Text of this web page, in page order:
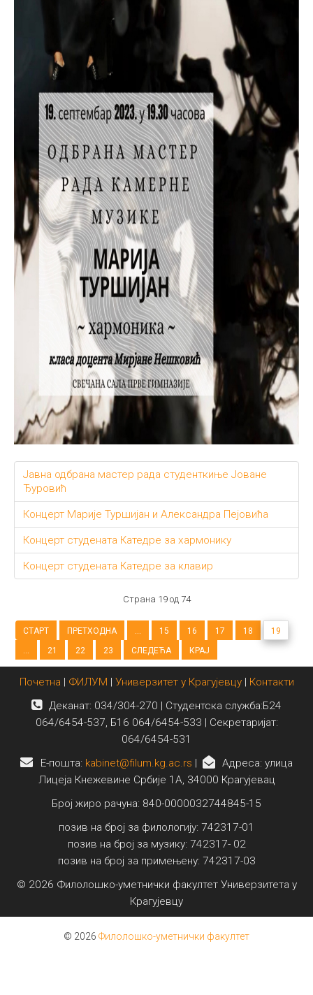
Јавна одбрана мастер рада студенткиње Јоване
Ђуровић
Концерт Марије Туршијан и Александра Пејовића
Концерт студената Катедре за хармонику
Концерт студената Катедре за клавир
Страна 19 од 74
СТАРТ ПРЕТХОДНА ... 15 16 17 18
19
...
21 22 23 СЛЕДЕЋА КРАЈ
Почетна | ФИЛУМ | Универзитет у Крагујевцу| Контакти
Деканат: 034/304-270 | Студентска служба:Б24
064/6454-537, Б16 064/6454-533 | Секретаријат:
064/6454-531
E-пошта: kabinet@filum.kg.ac.rs |
Адреса: улица
Лицеја Кнежевине Србије 1А, 34000 Крагујевац
Број жиро рачуна: 840-0000032744845-15
позив на број за филологију: 742317-01
позив на број за музику: 742317- 02
позив на број за примењену: 742317-03
© 2026 Филолошко-уметнички факултет Универзитета у
Крагујевцу
© 2026 Филолошко-уметнички факултет